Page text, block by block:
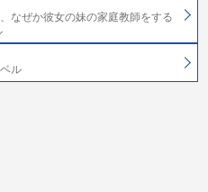
なぜか彼女の妹の家庭教師をする
ル